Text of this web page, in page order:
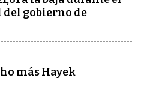
gobierno de
más Hayek